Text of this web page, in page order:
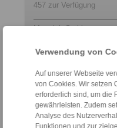
Verwendung von
Auf unserer Webseite
von Cookies. Wir setzen
erforderlich sind, um die
gewährleisten. Zudem
Analyse des
Funktionen und zur
457 zur Verfügung
Material: Stahl
Kontakt
Hotline Vertrieb:
+49 6172 275-431